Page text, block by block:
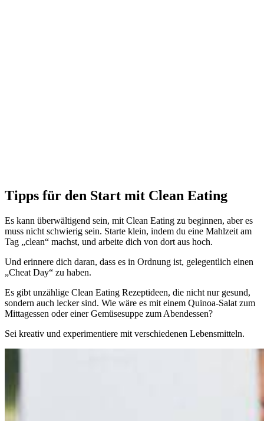
Tipps für den Start mit Clean Eating
Es kann überwältigend sein, mit Clean Eating zu beginnen, aber es
muss nicht schwierig sein. Starte klein, indem du eine Mahlzeit am
Tag „clean“ machst, und arbeite dich von dort aus hoch.
Und erinnere dich daran, dass es in Ordnung ist, gelegentlich einen
„Cheat Day“ zu haben.
Es gibt unzählige Clean Eating Rezeptideen, die nicht nur gesund,
sondern auch lecker sind. Wie wäre es mit einem Quinoa-Salat zum
Mittagessen oder einer Gemüsesuppe zum Abendessen?
Sei kreativ und experimentiere mit verschiedenen Lebensmitteln.